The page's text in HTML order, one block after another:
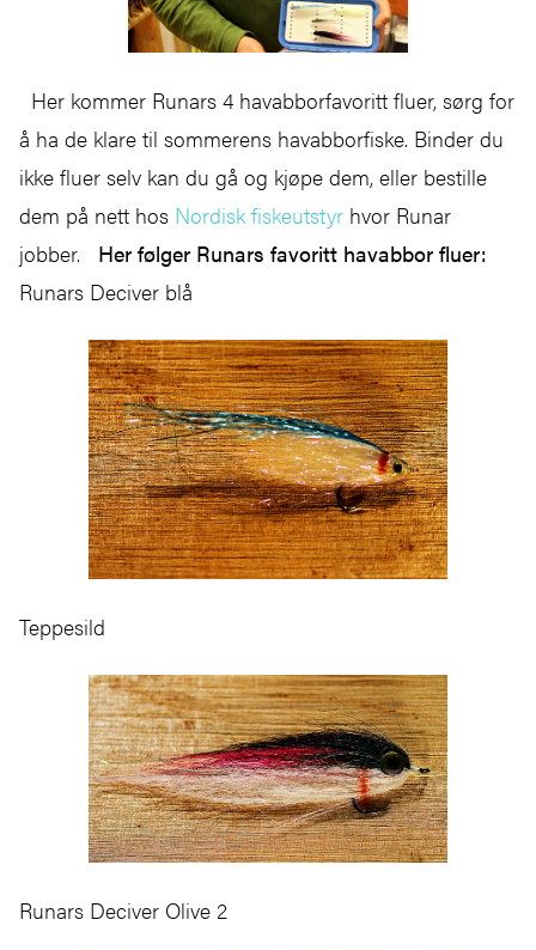
Her kommer Runars 4 havabborfavoritt fluer, sørg for
å ha de klare til sommerens havabborfiske. Binder du
ikke fluer selv kan du gå og kjøpe dem, eller bestille
dem på nett hos Nordisk fiskeutstyr hvor Runar
jobber. Her følger Runars favoritt havabbor fluer:
Runars Deciver blå
Teppesild
Runars Deciver Olive 2